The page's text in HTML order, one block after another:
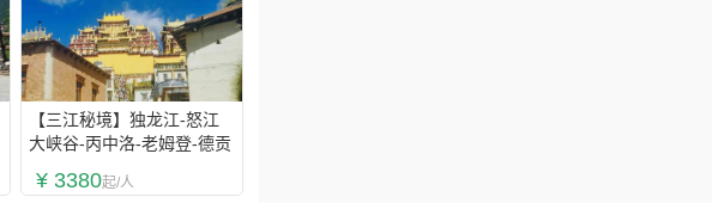
【三江秘境】独龙江-怒江
大峡谷-丙中洛-老姆登-德贡
水台-虎跳峡6晚7天深度游
¥ 3380起/人